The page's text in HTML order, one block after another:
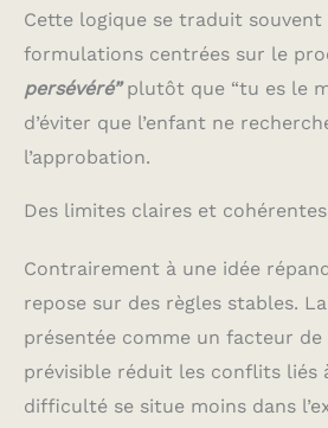
Cette logique se traduit souvent
formulations centrées sur le
persévéré”plutôt que “tu es le
d’éviter que l’enfant ne
l’approbation.
Des limites claires et cohérentes
Contrairement à une idée
repose sur des règles stables.
présentée comme un facteur
prévisible réduit les conflits liés
difficulté se situe moins dans